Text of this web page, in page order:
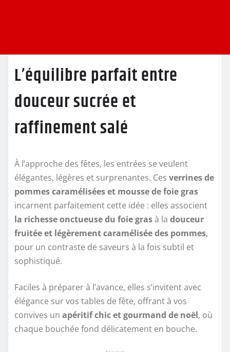
L’équilibre parfait entre
douceur sucrée et
raffinement salé
À l’approche des fêtes, les entrées se veulent
élégantes, légères et surprenantes. Ces verrines de
pommes caramélisées et mousse de foie gras
incarnent parfaitement cette idée : elles associent
la richesse onctueuse du foie grasà la douceur
fruitée et légèrement caramélisée des pommes,
pour un contraste de saveurs à la fois subtil et
sophistiqué.
Faciles à préparer à l’avance, elles s’invitent avec
élégance sur vos tables de fête, offrant à vos
convives un apéritif chic et gourmand de noël, où
chaque bouchée fond délicatement en bouche.